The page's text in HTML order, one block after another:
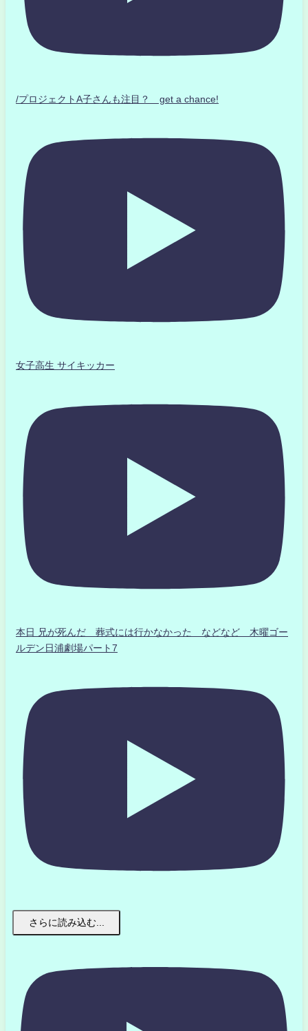
/プロジェクトA子さんも注目？ get a chance!
女子高生 サイキッカー
本日 兄が死んだ 葬式には行かなかった などなど 木曜ゴー
ルデン日浦劇場パート7
さらに読み込む...